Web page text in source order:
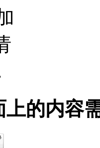
上的内容